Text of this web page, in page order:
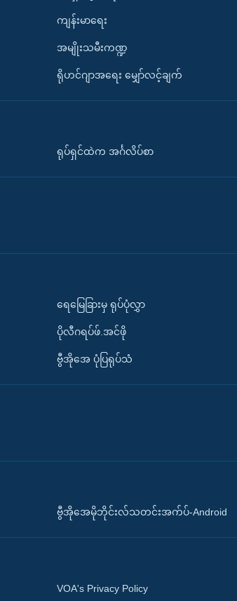
ကျန်းမာရေး
အမျိုးသမီးကဏ္ဍ
ရိုဟင်ဂျာအရေး မျှော်လင့်ချက်
ရုပ်ရှင်ထဲက အင်္ဂလိပ်စာ
ရေမြေခြားမှ ရုပ်ပုံလွှာ
ပိုလီဂရပ်ဖ်.အင်ဖို
ဗွီအိုအေ ပုံပြရုပ်သံ
ဗွီအိုအေမိုဘိုင်းလ်သတင်းအက်ပ်-Android
VOA's Privacy Policy